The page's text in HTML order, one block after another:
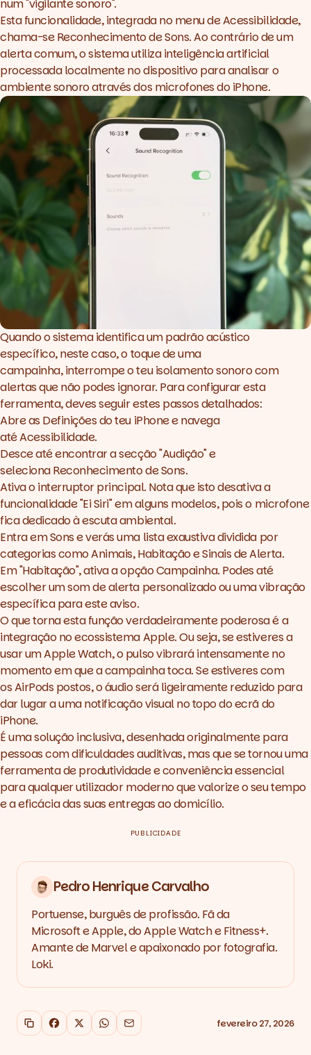
num "vigilante sonoro".
Esta funcionalidade, integrada no menu de Acessibilidade,
chama-se Reconhecimento de Sons. Ao contrário de um
alerta comum, o sistema utiliza inteligência artificial
processada localmente no dispositivo para analisar o
ambiente sonoro através dos microfones do iPhone.
Quando o sistema identifica um padrão acústico
específico, neste caso, o toque de uma
campainha, interrompe o teu isolamento sonoro com
alertas que não podes ignorar. Para configurar esta
ferramenta, deves seguir estes passos detalhados:
Abre as Definições do teu iPhone e navega
até Acessibilidade.
Desce até encontrar a secção "Audição" e
seleciona Reconhecimento de Sons.
Ativa o interruptor principal. Nota que isto desativa a
funcionalidade "Ei Siri" em alguns modelos, pois o microfone
fica dedicado à escuta ambiental.
Entra em Sons e verás uma lista exaustiva dividida por
categorias como Animais, Habitação e Sinais de Alerta.
Em "Habitação", ativa a opção Campainha. Podes até
escolher um som de alerta personalizado ou uma vibração
específica para este aviso.
O que torna esta função verdadeiramente poderosa é a
integração no ecossistema Apple. Ou seja, se estiveres a
usar um Apple Watch, o pulso vibrará intensamente no
momento em que a campainha toca. Se estiveres com
os AirPods postos, o áudio será ligeiramente reduzido para
dar lugar a uma notificação visual no topo do ecrã do
iPhone.
É uma solução inclusiva, desenhada originalmente para
pessoas com dificuldades auditivas, mas que se tornou uma
ferramenta de produtividade e conveniência essencial
para qualquer utilizador moderno que valorize o seu tempo
e a eficácia das suas entregas ao domicílio.
PUBLICIDADE
Pedro Henrique Carvalho
Portuense, burguês de profissão. Fã da
Microsoft e Apple, do Apple Watch e Fitness+.
Amante de Marvel e apaixonado por fotografia.
Loki.
Copiar link
Facebook
X WhatsApp
Email fevereiro 27, 2026